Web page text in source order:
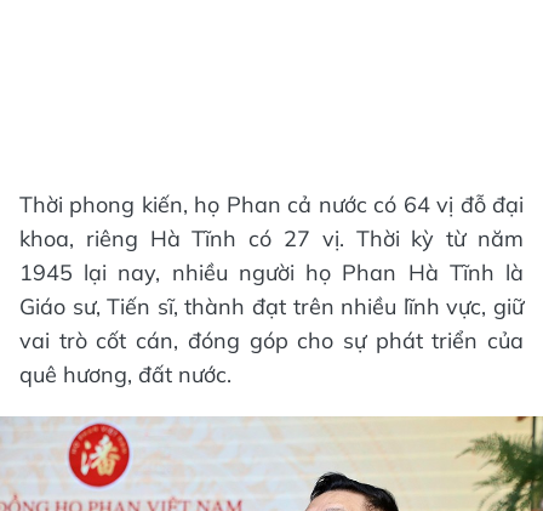
Thời phong kiến, họ Phan cả nước có 64 vị đỗ đại
khoa, riêng Hà Tĩnh có 27 vị. Thời kỳ từ năm
1945 lại nay, nhiều người họ Phan Hà Tĩnh là
Giáo sư, Tiến sĩ, thành đạt trên nhiều lĩnh vực, giữ
vai trò cốt cán, đóng góp cho sự phát triển của
quê hương, đất nước.